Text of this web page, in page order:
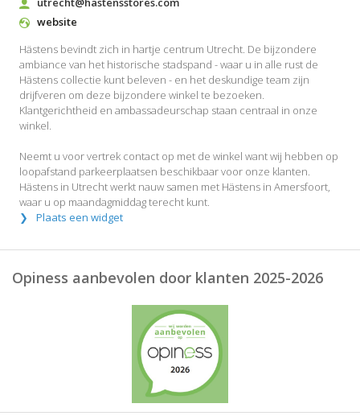
website
Hästens bevindt zich in hartje centrum Utrecht. De bijzondere
ambiance van het historische stadspand - waar u in alle rust de
Hästens collectie kunt beleven - en het deskundige team zijn
drijfveren om deze bijzondere winkel te bezoeken.
Klantgerichtheid en ambassadeurschap staan centraal in onze
winkel.
Neemt u voor vertrek contact op met de winkel want wij hebben op
loopafstand parkeerplaatsen beschikbaar voor onze klanten.
Hästens in Utrecht werkt nauw samen met Hästens in Amersfoort,
waar u op maandagmiddag terecht kunt.
Plaats een widget
Opiness aanbevolen door klanten 2025-2026